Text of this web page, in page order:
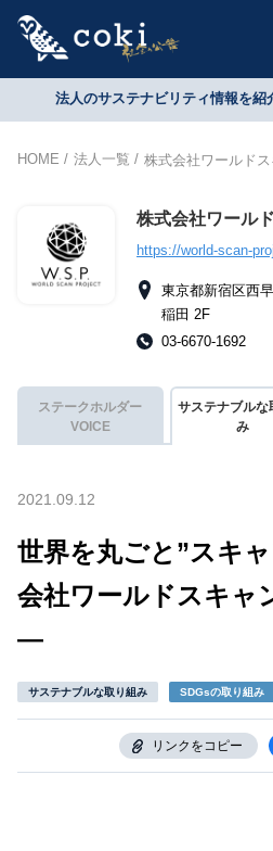
法人のサステナビリティ情報を
HOME 法人一覧 株式会社ワールド
株式会社ワール
https://world-scan-
東京都新宿区西
稲田 2F
03-6670-1692
ステークホルダー
VOICE
サステナブルな
み
2021.09.12
世界を丸ごと”スキ
会社ワールドスキャ
―
サステナブルな取り組み SDGsの取り組み
リンクをコピー